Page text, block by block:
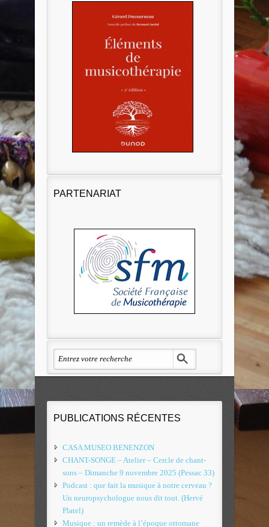
PARTENARIAT
PUBLICATIONS RÉCENTES
CASA MUSEO BENENZON
CHANT-SONGE – Atelier – Cercle de chant-
sons – Dimanche 9 novembre 2025 (Pessac 33)
Podcast : que fait la musique à notre cerveau ?
Un neuropsychologue nous dit tout. (Hervé
Platel)
Musique : un remède à l’époque ottomane